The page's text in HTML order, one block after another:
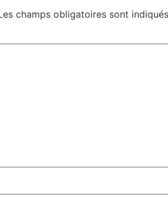
champs obligatoires sont